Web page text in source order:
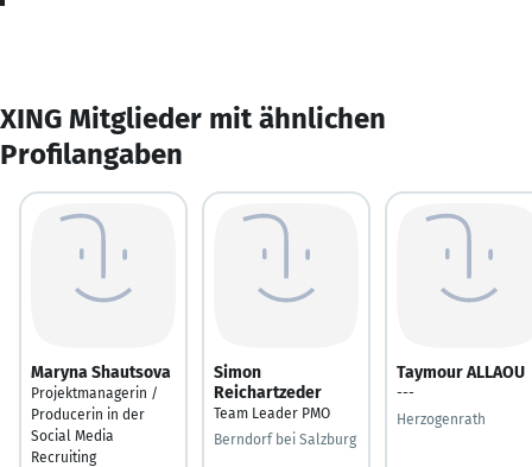
XING Mitglieder mit ähnlichen
Profilangaben
Maryna Shautsova
Projektmanagerin /
Producerin in der
Social Media
Recruiting
Simon
Reichartzeder
Team Leader PMO
Berndorf bei Salzburg
Taymour ALLAOU
---
Herzogenrath